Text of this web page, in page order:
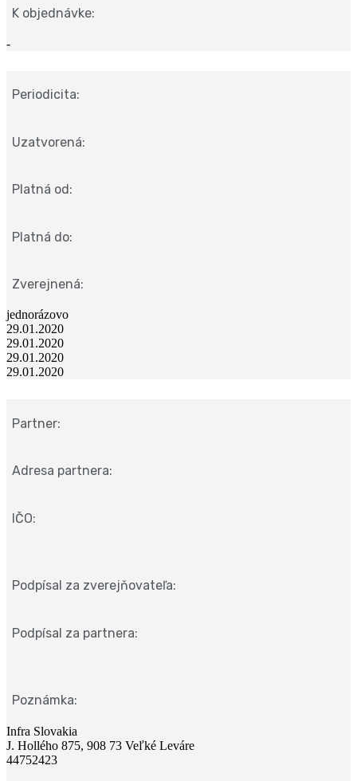
K objednávke:
-
Periodicita:
Uzatvorená:
Platná od:
Platná do:
Zverejnená:
jednorázovo
29.01.2020
29.01.2020
29.01.2020
29.01.2020
Partner:
Adresa partnera:
IČO:
Podpísal za zverejňovateľa:
Podpísal za partnera:
Poznámka:
Infra Slovakia
J. Hollého 875, 908 73 Veľké Leváre
44752423